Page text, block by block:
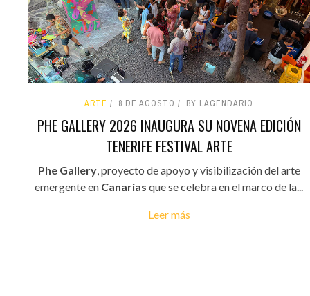
ARTE 8 DE AGOSTO BY LAGENDARIO
PHE GALLERY 2026 INAUGURA SU NOVENA EDICIÓN
TENERIFE FESTIVAL ARTE
Phe Gallery, proyecto de apoyo y visibilización del arte
emergente en Canarias que se celebra en el marco de la...
Leer más